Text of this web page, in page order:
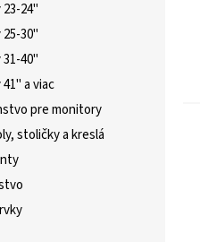
24"
30"
40"
a viac
pre monitory
stoličky a kreslá